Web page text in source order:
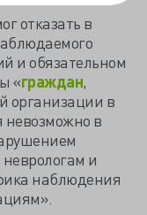
отказать в
и обязательном
«граждан,
организации в
невозможно в
и
наблюдения